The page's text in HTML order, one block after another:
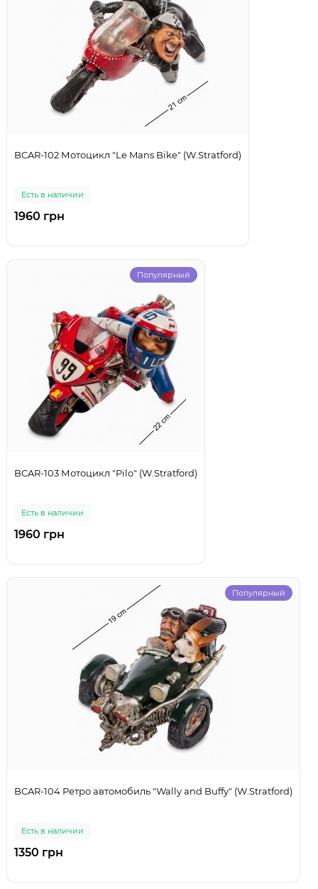
BCAR-102 Мотоцикл "Le Mans Bike" (W.Stratford)
Есть в наличии
1960 грн
Популярный
BCAR-103 Мотоцикл "Pilo" (W.Stratford)
Есть в наличии
1960 грн
Популярный
BCAR-104 Ретро автомобиль "Wally and Buffy" (W.Stratford)
Есть в наличии
1350 грн